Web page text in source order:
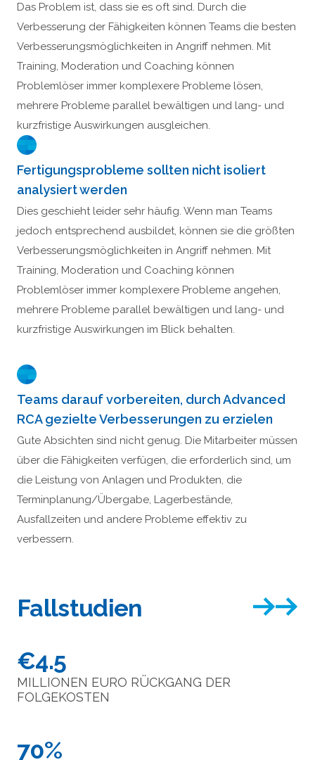
Das Problem ist, dass sie es oft sind. Durch die
Verbesserung der Fähigkeiten können Teams die besten
Verbesserungsmöglichkeiten in Angriff nehmen. Mit
Training, Moderation und Coaching können
Problemlöser immer komplexere Probleme lösen,
mehrere Probleme parallel bewältigen und lang- und
kurzfristige Auswirkungen ausgleichen.
Fertigungsprobleme sollten nicht isoliert
analysiert werden
Dies geschieht leider sehr häufig. Wenn man Teams
jedoch entsprechend ausbildet, können sie die größten
Verbesserungsmöglichkeiten in Angriff nehmen. Mit
Training, Moderation und Coaching können
Problemlöser immer komplexere Probleme angehen,
mehrere Probleme parallel bewältigen und lang- und
kurzfristige Auswirkungen im Blick behalten.
Teams darauf vorbereiten, durch Advanced
RCA gezielte Verbesserungen zu erzielen
Gute Absichten sind nicht genug. Die Mitarbeiter müssen
über die Fähigkeiten verfügen, die erforderlich sind, um
die Leistung von Anlagen und Produkten, die
Terminplanung/Übergabe, Lagerbestände,
Ausfallzeiten und andere Probleme effektiv zu
verbessern.
Fallstudien
€4.5
MILLIONEN EURO RÜCKGANG DER
FOLGEKOSTEN
70%